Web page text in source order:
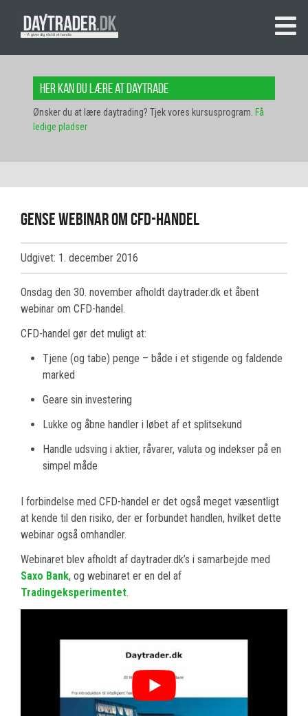
Her kan du lære at daytrade
Ønsker du at lære daytrading? Tjek vores kursusprogram. Få
ledige pladser
Gense webinar om CFD-handel
Udgivet: 1. december 2016
Onsdag den 30. november afholdt daytrader.dk et åbent
webinar om CFD-handel.
CFD-handel gør det muligt at:
Tjene (og tabe) penge – både i et stigende og faldende
marked
Geare sin investering
Lukke og åbne handler i løbet af et splitsekund
Handle udsving i aktier, råvarer, valuta og indekser på en
simpel måde
I forbindelse med CFD-handel er det også meget væsentligt
at kende til den risiko, der er forbundet handlen, hvilket dette
webinar også omhandler.
Webinaret blev afholdt af daytrader.dk’s i samarbejde med
Saxo Bank, og webinaret er en del af
Tradingeksperimentet.